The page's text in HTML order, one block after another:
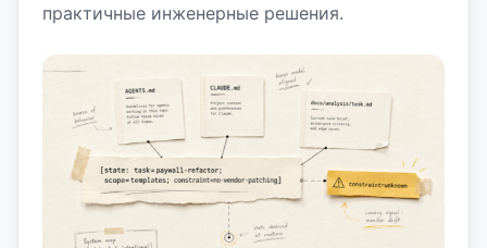
практичные инженерные решения.